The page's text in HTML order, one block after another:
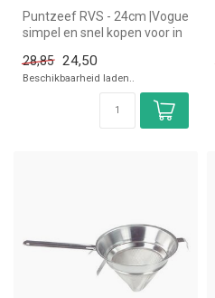
Puntzeef RVS - 24cm |Vogue
simpel en snel kopen voor in
28,85 24,50
Beschikbaarheid laden..